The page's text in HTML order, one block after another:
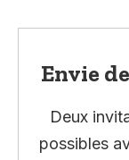
Envie
Deux
possibles